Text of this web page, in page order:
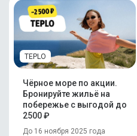
TEPLO
Чёрное море по акции.
Бронируйте жильё на
побережье с выгодой до
2500 ₽
До 16 ноября 2025 года